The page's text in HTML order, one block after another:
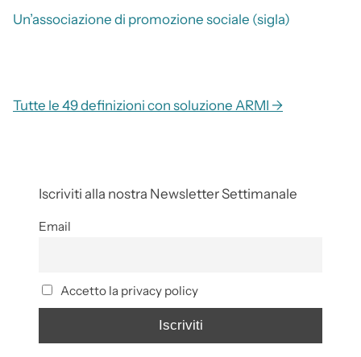
Un’associazione di promozione sociale (sigla)
Tutte le 49 definizioni con soluzione ARMI →
Iscriviti alla nostra Newsletter Settimanale
Email
Accetto la privacy policy